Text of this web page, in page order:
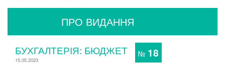
ПРО ВИДАННЯ
БУХГАЛТЕРІЯ: БЮДЖЕТ
15.05.2023
№ 18